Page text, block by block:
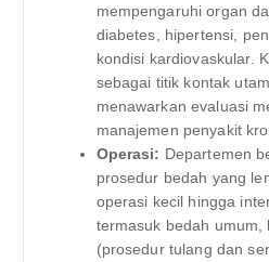
mempengaruhi organ
diabetes, hipertensi,
kondisi kardiovaskular.
sebagai titik kontak
menawarkan evaluasi
manajemen penyakit
Operasi: Departemen
prosedur bedah yang
operasi kecil hingga
termasuk bedah umum,
(prosedur tulang dan